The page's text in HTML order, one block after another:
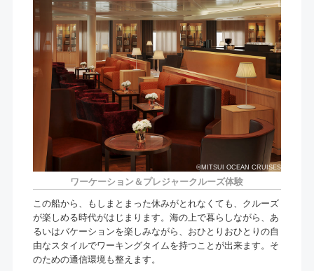
©MITSUI OCEAN CRUISES
ワーケーション＆プレジャークルーズ体験
この船から、もしまとまった休みがとれなくても、クルーズ
が楽しめる時代がはじまります。海の上で暮らしながら、あ
るいはバケーションを楽しみながら、おひとりおひとりの自
由なスタイルでワーキングタイムを持つことが出来ます。そ
のための通信環境も整えます。